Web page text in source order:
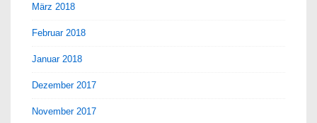
März 2018
Februar 2018
Januar 2018
Dezember 2017
November 2017